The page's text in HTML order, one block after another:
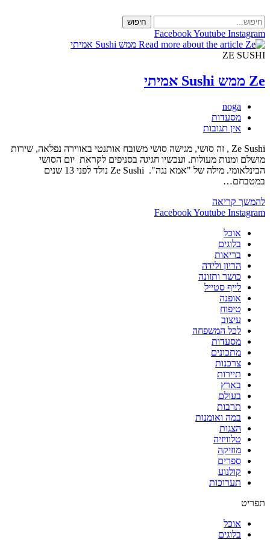
to
content
חיפוש
FacebookYoutube Instagram
ZE SUSHI
Ze ממש Sushi אמיתי
מחבר:
noga
קטגוריה:
מסעדות
תגובות:
אין תגובות
Ze Sushi , זה סושי, מגישה סושי משובח אותנטי באווירה נפלאה, שירות
מושלם ומנות מעולות. ועכשיו חגיגה בסניפים לקראת יום הסושי
הבינלאומי. מילה של "אמא נגה". Ze Sushi נולד לפני 13 שנים
במטבחם…
להמשך קריאהZe
ממש FacebookYoutube Instagram
אוכל
בלוגים
בריאות
הריון ולידה
כושר ותזונה
לייף סטייל
אופנה
טיפוח
עיצוב
לכל המשפחה
מסעדות
מתכונים
צרכנות
תיירות
בארץ
בעולם
תרבות
במה ואומנות
הצגות
טלוויזיה
מוזיקה
ספרים
קולנוע
תערוכות
תפריט
אוכל
בלוגים